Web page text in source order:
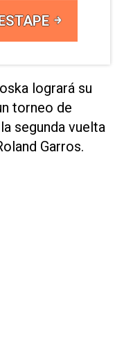
logrará su
torneo de
segunda vuelta
Garros.